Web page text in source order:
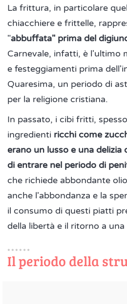
La frittura, in particolare
chiacchiere e frittelle,
"abbuffata" prima del
Carnevale, infatti, è l'ultimo
e festeggiamenti prima
Quaresima, un periodo di
per la religione cristiana.
In passato, i cibi fritti,
ingredienti ricchi come
erano un lusso e una delizia
di entrare nel periodo di
che richiede abbondante
anche l'abbondanza e la
il consumo di questi piatti
della libertà e il ritorno a
Il periodo della